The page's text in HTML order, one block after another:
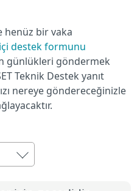
henüz bir vaka
destek formunu
günlükleri göndermek
Teknik Destek yanıt
nereye göndereceğinizle